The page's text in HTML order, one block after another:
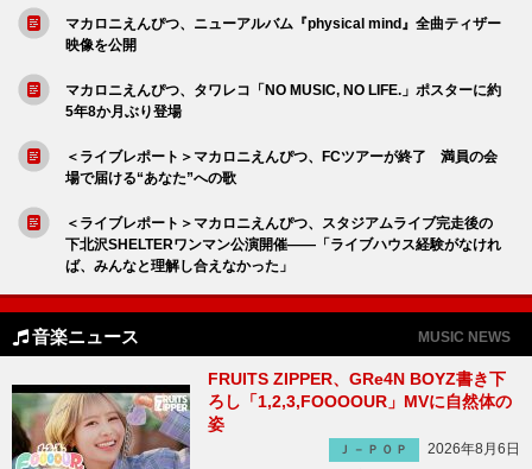
マカロニえんぴつ、ニューアルバム『physical mind』全曲ティザー
映像を公開
マカロニえんぴつ、タワレコ「NO MUSIC, NO LIFE.」ポスターに約
5年8か月ぶり登場
＜ライブレポート＞マカロニえんぴつ、FCツアーが終了 満員の会
場で届ける“あなた”への歌
＜ライブレポート＞マカロニえんぴつ、スタジアムライブ完走後の
下北沢SHELTERワンマン公演開催――「ライブハウス経験がなけれ
ば、みんなと理解し合えなかった」
音楽ニュース MUSIC NEWS
FRUITS ZIPPER、GRe4N BOYZ書き下
ろし「1,2,3,FOOOOUR」MVに自然体の
姿
Ｊ－ＰＯＰ
2026年8月6日